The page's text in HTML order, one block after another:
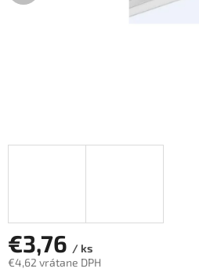
€3,76 / ks
€4,62 vrátane DPH